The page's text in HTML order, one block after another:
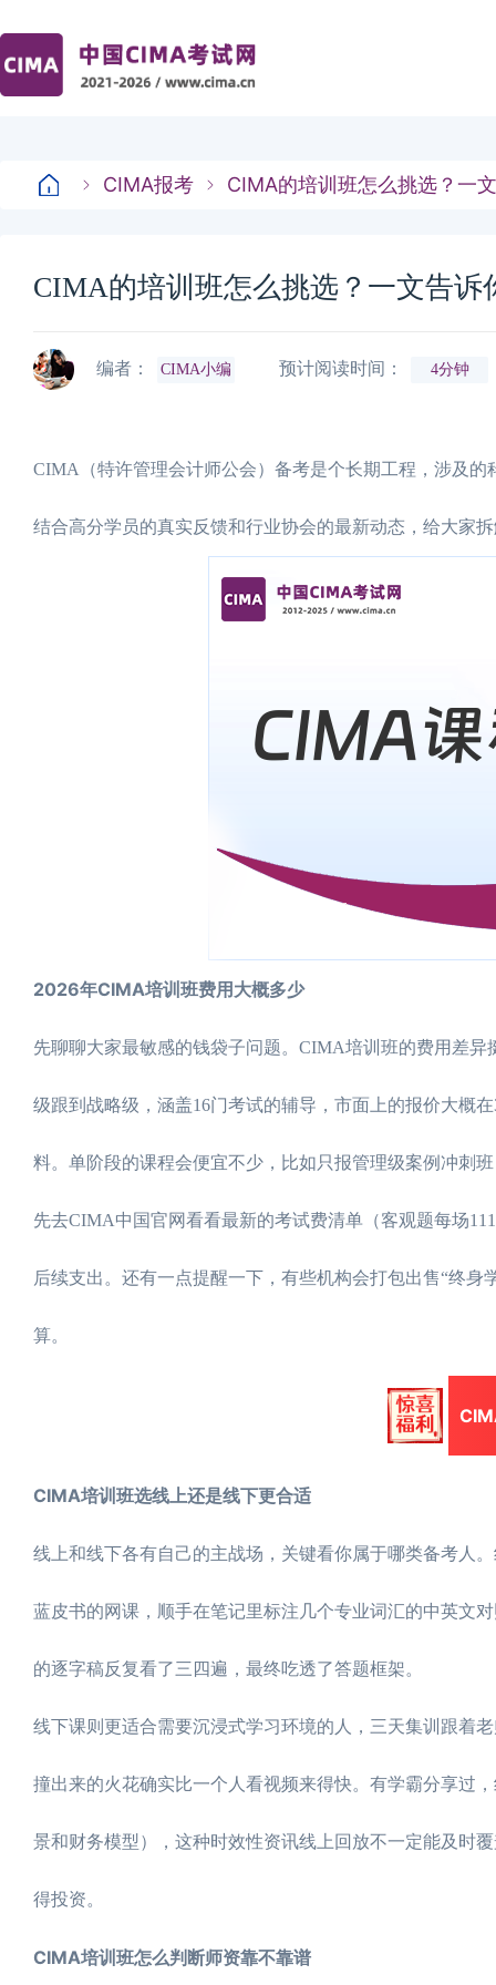
CIMA报考 CIMA的培训班怎么挑选？一
CIMA的培训班怎么挑选？一文告诉
编者： CIMA小编 预计阅读时间： 4分钟
CIMA（特许管理会计师公会）备考是个长期工程，涉及
结合高分学员的真实反馈和行业协会的最新动态，给大家
2026年CIMA培训班费用大概多少
先聊聊大家最敏感的钱袋子问题。CIMA培训班的费用差
级跟到战略级，涵盖16门考试的辅导，市面上的报价大概
料。单阶段的课程会便宜不少，比如只报管理级案例冲刺
先去CIMA中国官网看看最新的考试费清单（客观题每场
后续支出。还有一点提醒一下，有些机构会打包出售“终
算。
CIMA培训班选线上还是线下更合适
线上和线下各有自己的主战场，关键看你属于哪类备考人
蓝皮书的网课，顺手在笔记里标注几个专业词汇的中英文
的逐字稿反复看了三四遍，最终吃透了答题框架。
线下课则更适合需要沉浸式学习环境的人，三天集训跟着
撞出来的火花确实比一个人看视频来得快。有学霸分享过
景和财务模型），这种时效性资讯线上回放不一定能及时
得投资。
CIMA培训班怎么判断师资靠不靠谱